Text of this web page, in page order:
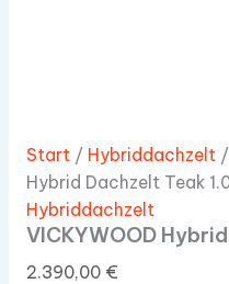
Start/ Hybriddachzelt/
Hybrid Dachzelt Teak
Hybriddachzelt
VICKYWOOD
2.390,00 €